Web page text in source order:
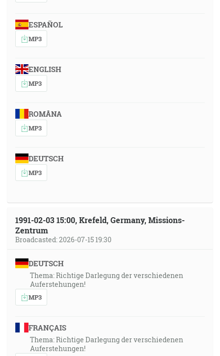
ESPAÑOL
MP3
ENGLISH
MP3
ROMÂNA
MP3
DEUTSCH
MP3
1991-02-03 15:00, Krefeld, Germany, Missions-
Zentrum
Broadcasted: 2026-07-15 19:30
DEUTSCH
Thema: Richtige Darlegung der verschiedenen
Auferstehungen!
MP3
FRANÇAIS
Thema: Richtige Darlegung der verschiedenen
Auferstehungen!